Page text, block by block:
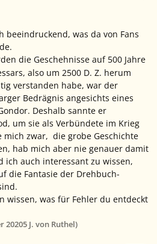
beeindruckend, was da von Fans
die Geschehnisse auf 500 Jahre
also um 2500 D. Z. herum
verstanden habe, war der
Bedrägnis angesichts eines
Deshalb sannte er
um sie als Verbündete im Krieg
zwar, die grobe Geschichte
hab mich aber nie genauer damit
ich auch interessant zu wissen,
die Fantasie der Drehbuch-
wissen, was für Fehler du entdeckt
20205 J. von Ruthel)